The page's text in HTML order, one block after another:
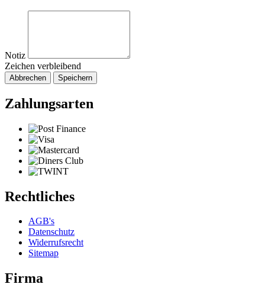
Notiz
Zeichen verbleibend
Abbrechen Speichern
Zahlungsarten
Rechtliches
AGB's
Datenschutz
Widerrufsrecht
Sitemap
Firma